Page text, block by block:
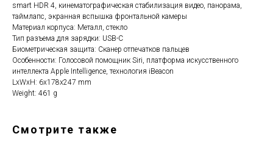
smart HDR 4, кинематографическая стабилизация видео, панорама,
таймлапс, экранная вспышка фронтальной камеры
Материал корпуса: Металл, стекло
Тип разъема для зарядки: USB-C
Биометрическая защита: Сканер отпечатков пальцев
Особенности: Голосовой помощник Siri, платформа искусственного
интеллекта Apple Intelligence, технология iBeacon
LxWxH: 6x178x247 mm
Weight: 461 g
Смотрите также